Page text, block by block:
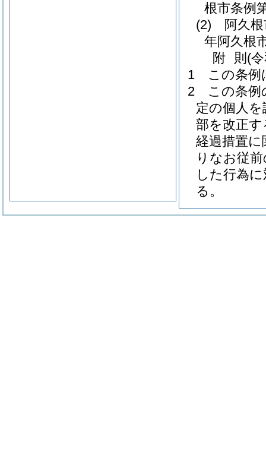
根市条例
(2)
阿久
年阿久根
附 則 (
1
この条例
2
この条例
定の個人
部を改正
経過措置
りなお従
した行為
る。